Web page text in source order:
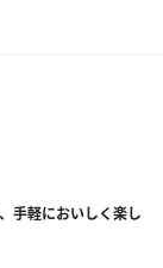
手軽においしく楽し